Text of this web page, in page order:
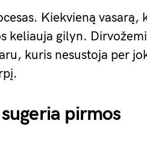
Kiekvieną vasarą,
keliauja gilyn.
kuris nesustoja per
pirmos